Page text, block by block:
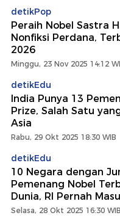
detikPop
Peraih Nobel Sastra
Nonfiksi Perdana,
2026
Minggu, 23 Nov 2025 14:12
detikEdu
India Punya 13
Prize, Salah Satu
Asia
Rabu, 29 Okt 2025 18:30 WIB
detikEdu
10 Negara dengan
Pemenang Nobel
Dunia, RI Pernah
Selasa, 28 Okt 2025 16:30 WIB